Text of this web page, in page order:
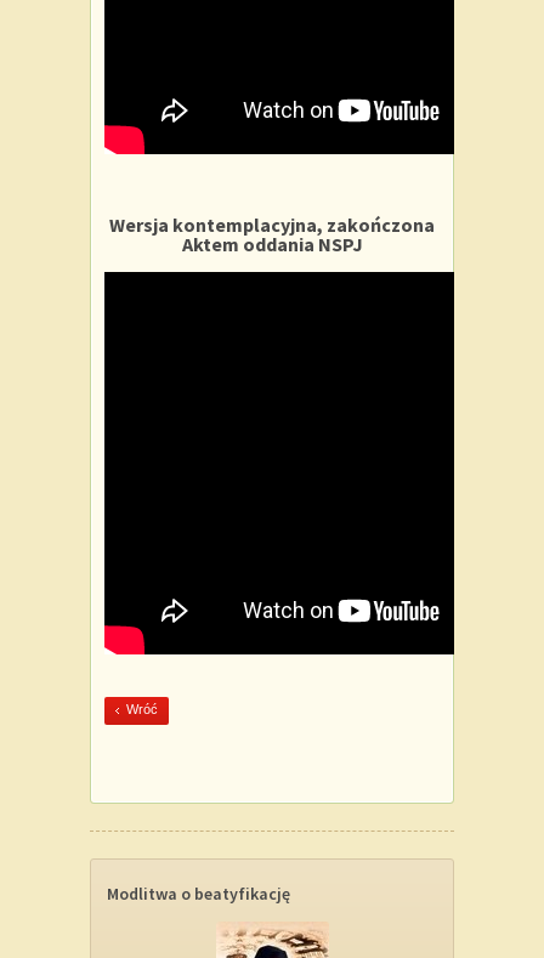
Wersja kontemplacyjna, zakończona
Aktem oddania NSPJ
Wróć
Modlitwa o beatyfikację